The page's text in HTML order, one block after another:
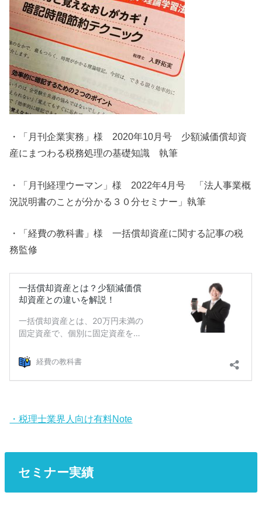
・「月刊企業実務」様 2020年10月号 少額減価償却資
産にまつわる税務処理の基礎知識 執筆
・「月刊経理ウーマン」様 2022年4月号 「法人事業概
況説明書のことが分かる ３０分セミナー」執筆
・「経費の教科書」様 一括償却資産に関する記事の税
務監修
・税理士業界人向け有料Note
セミナー実績